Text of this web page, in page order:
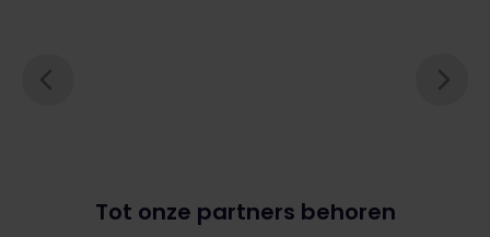
Tot onze partners behoren